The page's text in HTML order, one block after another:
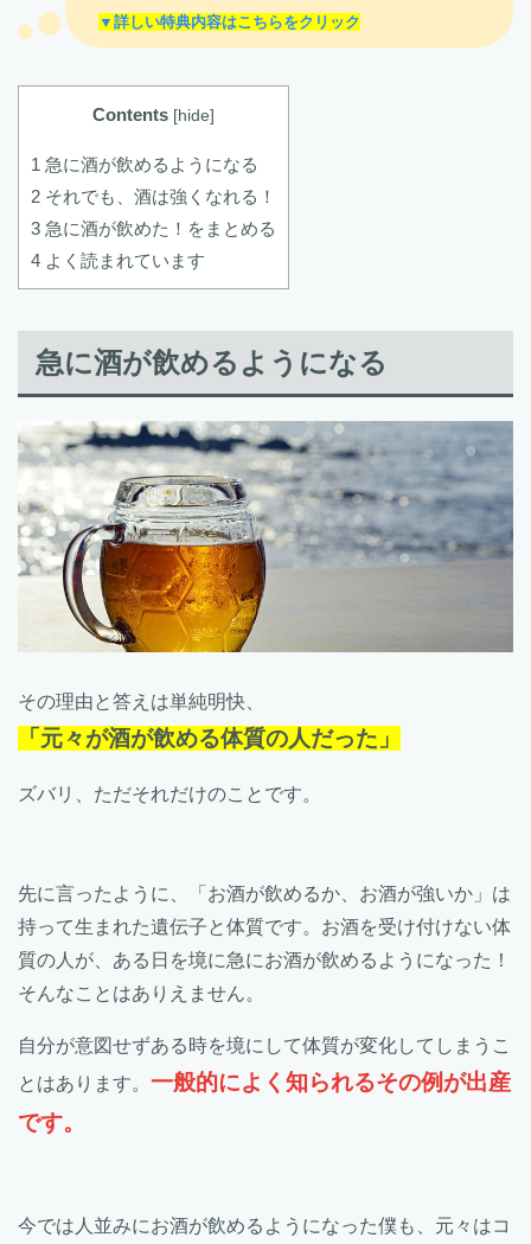
▼詳しい特典内容はこちらをクリック
Contents [hide]
1 急に酒が飲めるようになる
2 それでも、酒は強くなれる！
3 急に酒が飲めた！をまとめる
4 よく読まれています
急に酒が飲めるようになる
その理由と答えは単純明快、
「元々が酒が飲める体質の人だった」
ズバリ、ただそれだけのことです。
先に言ったように、「お酒が飲めるか、お酒が強いか」は
持って生まれた遺伝子と体質です。お酒を受け付けない体
質の人が、ある日を境に急にお酒が飲めるようになった！
そんなことはありえません。
自分が意図せずある時を境にして体質が変化してしまうこ
とはあります。 一般的によく知られるその例が出産
です。
今では人並みにお酒が飲めるようになった僕も、元々はコ